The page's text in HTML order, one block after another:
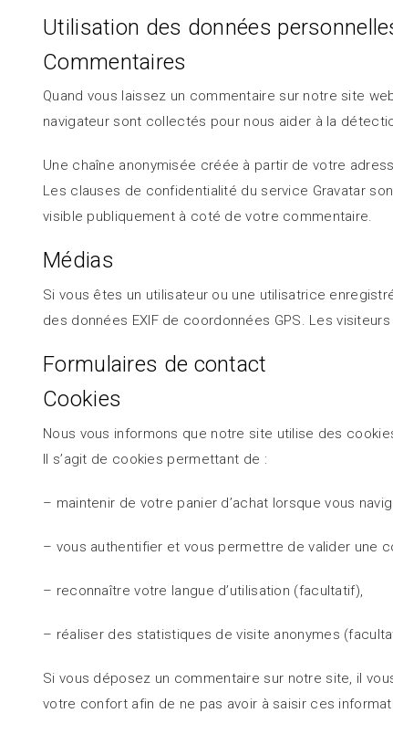
Utilisation des données
Commentaires
Quand vous laissez un commentaire sur notre site
navigateur sont collectés pour nous aider à la
Une chaîne anonymisée créée à partir de votre
Les clauses de confidentialité du service Gravatar
visible publiquement à coté de votre commentaire.
Médias
Si vous êtes un utilisateur ou une utilisatrice
des données EXIF de coordonnées GPS. Les
Formulaires de contact
Cookies
Nous vous informons que notre site utilise des
Il s’agit de cookies permettant de :
– maintenir de votre panier d’achat lorsque vous
– vous authentifier et vous permettre de valider une
– reconnaître votre langue d’utilisation (facultatif),
– réaliser des statistiques de visite anonymes
Si vous déposez un commentaire sur notre site, il
votre confort afin de ne pas avoir à saisir ces